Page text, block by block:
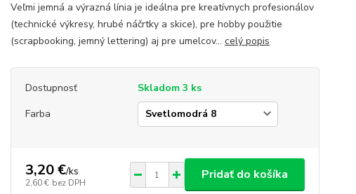
Veľmi jemná a výrazná línia je ideálna pre kreatívnych profesionálov
(technické výkresy, hrubé náčrtky a skice), pre hobby použitie
(scrapbooking, jemný lettering) aj pre umelcov... celý popis
Dostupnosť
Skladom 3 ks
Farba
3,20 €/ks
2,60 € bez DPH
Pridať do košíka